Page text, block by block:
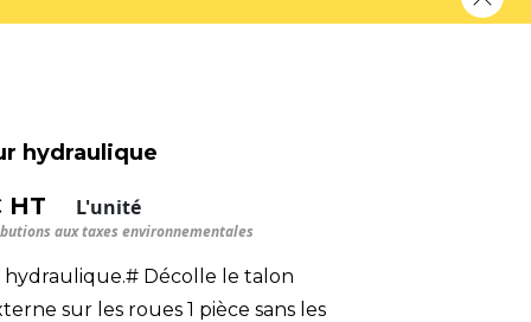
hydraulique
HT L'unité
aux taxes environnementales
Décolle le talon
sur les roues 1 pièce sans les